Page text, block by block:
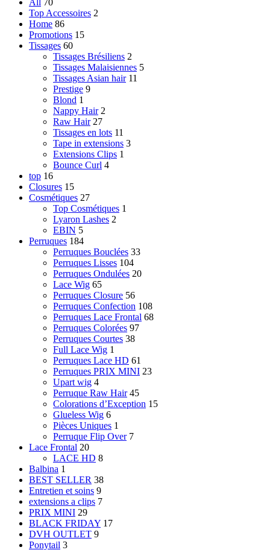
All 70
Top Accessoires 2
Home 86
Promotions 15
Tissages 60
Tissages Brésiliens 2
Tissages Malaisiennes 5
Tissages Asian hair 11
Prestige 9
Blond 1
Nappy Hair 2
Raw Hair 27
Tissages en lots 11
Tape in extensions 3
Extensions Clips 1
Bounce Curl 4
top 16
Closures 15
Cosmétiques 27
Top Cosmétiques 1
Lyaron Lashes 2
EBIN 5
Perruques 184
Perruques Bouclées 33
Perruques Lisses 104
Perruques Ondulées 20
Lace Wig 65
Perruques Closure 56
Perruques Confection 108
Perruques Lace Frontal 68
Perruques Colorées 97
Perruques Courtes 38
Full Lace Wig 1
Perruques Lace HD 61
Perruques PRIX MINI 23
Upart wig 4
Perruque Raw Hair 45
Colorations d’Exception 15
Glueless Wig 6
Pièces Uniques 1
Perruque Flip Over 7
Lace Frontal 20
LACE HD 8
Balbina 1
BEST SELLER 38
Entretien et soins 9
extensions a clips 7
PRIX MINI 29
BLACK FRIDAY 17
DVH OUTLET 9
Ponytail 3